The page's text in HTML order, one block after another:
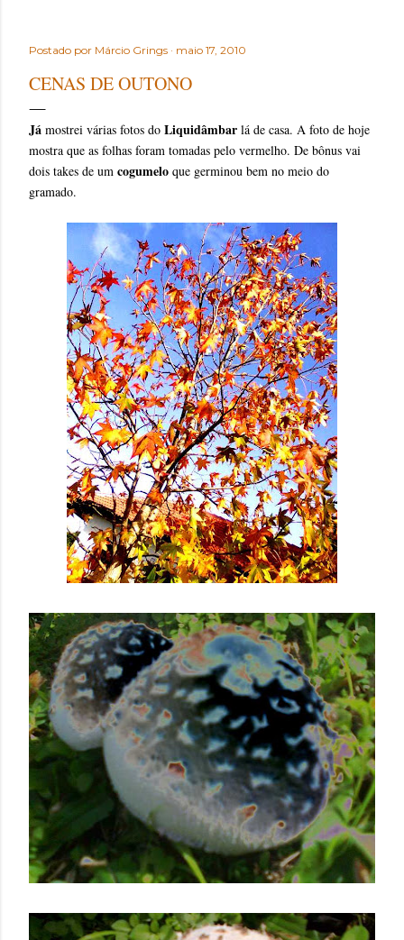
Postado por Márcio Grings maio 17, 2010
CENAS DE OUTONO
Já mostrei várias fotos do Liquidâmbar lá de casa. A foto de hoje
mostra que as folhas foram tomadas pelo vermelho. De bônus vai
dois takes de um cogumelo que germinou bem no meio do
gramado.